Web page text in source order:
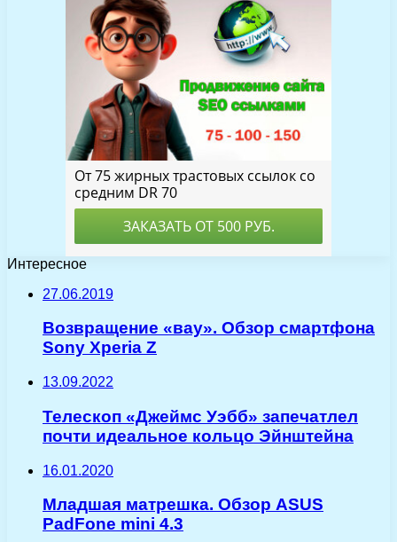
Интересное
27.06.2019
Возвращение «вау». Обзор смартфона
Sony Xperia Z
13.09.2022
Телескоп «Джеймс Уэбб» запечатлел
почти идеальное кольцо Эйнштейна
16.01.2020
Младшая матрешка. Обзор ASUS
PadFone mini 4.3